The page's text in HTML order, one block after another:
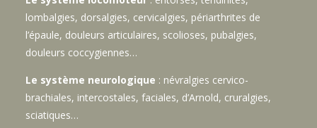
lombalgies, dorsalgies, cervicalgies, périarthrites de
l’épaule, douleurs articulaires, scolioses, pubalgies,
douleurs coccygiennes…
Le système neurologique : névralgies cervico-
brachiales, intercostales, faciales, d’Arnold, cruralgies,
sciatiques…